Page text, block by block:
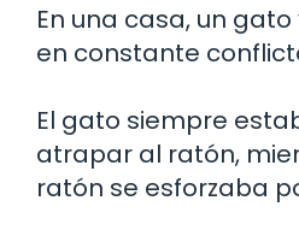
En una casa, un
en constante
El gato siempre
atrapar al ratón,
ratón se esforzaba